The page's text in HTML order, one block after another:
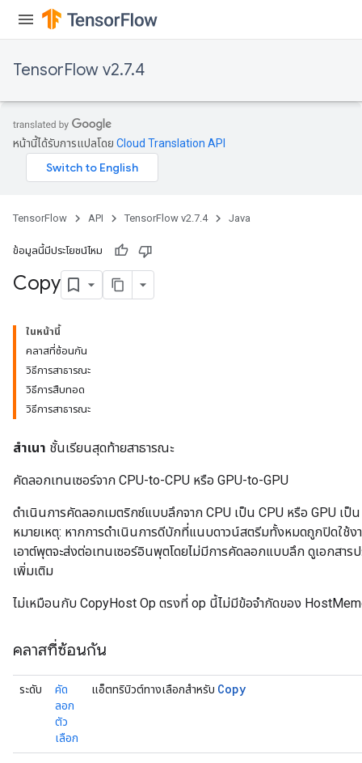
TensorFlow v2.7.4
หน้านี้ได้รับการแปลโดย Cloud Translation API
TensorFlow API TensorFlow v2.7.4 Java
ข้อมูลนี้มีประโยชน์ไหม
Copy
ในหน้านี้
คลาสที่ซ้อนกัน
วิธีการสาธารณะ
วิธีการสืบทอด
วิธีการสาธารณะ
สำเนา ชั้นเรียนสุดท้ายสาธารณะ
คัดลอกเทนเซอร์จาก CPU-to-CPU หรือ GPU-to-GPU
ดำเนินการคัดลอกเมตริกซ์แบบลึกจาก CPU เป็น CPU หรือ GPU เ
หมายเหตุ: หากการดำเนินการดีบักที่แนบดาวน์สตรีมทั้งหมดถูกปิดใช้
เอาต์พุตจะส่งต่อเทนเซอร์อินพุตโดยไม่มีการคัดลอกแบบลึก ดูเอกสาร
เพิ่มเติม
ไม่เหมือนกับ CopyHost Op ตรงที่ op นี้ไม่มีข้อจำกัดของ
คลาสที่ซ้อนกัน
ระดับ
คัด
ลอก
ตัว
เลือก
แอ็ตทริบิวต์ทางเลือกสำหรับ Copy